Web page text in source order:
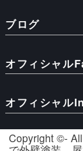
ブログ
オフィシャル
オフィシャル
Copyright ©-